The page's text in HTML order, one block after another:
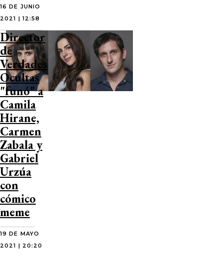
16 DE JUNIO
2021 | 12:58
Director
de
Verdades
Ocultas
"funó" a
Camila
Hirane,
Carmen
Zabala y
Gabriel
Urzúa
con
cómico
meme
19 DE MAYO
2021 | 20:20